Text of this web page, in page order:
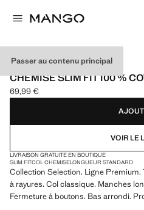
Passer au contenu principal
SELECTION
CHEMISE SLIM FIT 100 %
Prix actuel [69,99 € ]
69,99 €
Choisissez une couleur
VOIR LE
LIVRAISON GRATUITE EN BOUTIQUE
SLIM FITCOL CHEMISELONGUEUR STANDARD
Collection Selection. Ligne
à rayures. Col classique. Manches
Fermeture à boutons. Bas arrondi.